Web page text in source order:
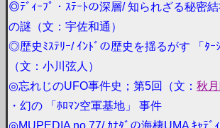
◎ﾃﾞｨｰﾌﾟ・ｽﾃｰﾄの深層/ 知られざる秘密結
の謎（文：宇佐和通）
◎歴史ﾐｽﾃﾘｰ/ ｲﾝﾄﾞの歴史を揺るがす 「ﾀｰｼ
（文：小川弦人）
◎忘れじのUFO事件史；第5回（文： 秋
・幻の 「ﾎﾛﾏﾝ空軍基地」 事件
◎MUPEDIA no.77/ ｶﾅﾀﾞの海棲UMA ｷｬﾃﾞｨ